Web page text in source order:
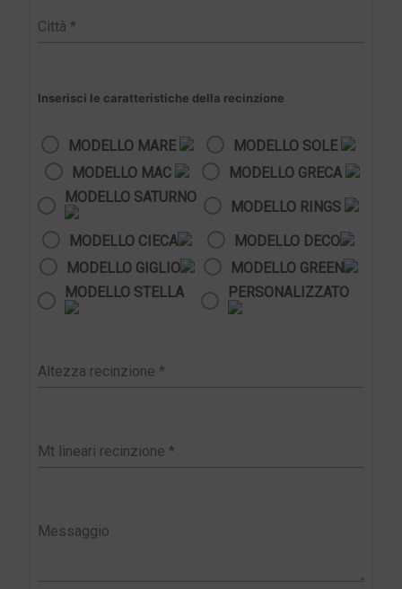
Inserisci le caratteristiche della recinzione
MODELLO MARE
MODELLO SOLE
MODELLO MAC
MODELLO GRECA
MODELLO SATURNO
MODELLO RINGS
MODELLO CIECA
MODELLO DECO
MODELLO GIGLIO
MODELLO GREEN
MODELLO STELLA
PERSONALIZZATO